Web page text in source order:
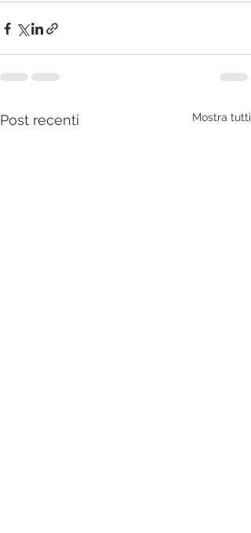
Post recenti Mostra tutti